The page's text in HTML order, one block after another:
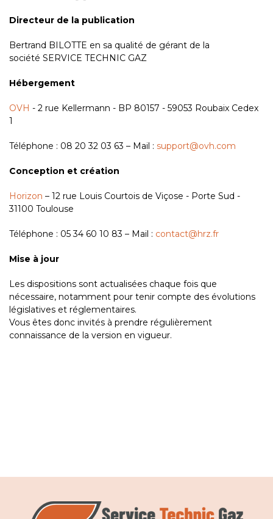
Directeur de la publication
Bertrand BILOTTE en sa qualité de gérant de la
société SERVICE TECHNIC GAZ
Hébergement
OVH - 2 rue Kellermann - BP 80157 - 59053 Roubaix Cedex
1
Téléphone : 08 20 32 03 63 – Mail : support@ovh.com
Conception et création
Horizon – 12 rue Louis Courtois de Viçose - Porte Sud -
31100 Toulouse
Téléphone : 05 34 60 10 83 – Mail : contact@hrz.fr
Mise à jour
Les dispositions sont actualisées chaque fois que
nécessaire, notamment pour tenir compte des évolutions
législatives et réglementaires.
Vous êtes donc invités à prendre régulièrement
connaissance de la version en vigueur.